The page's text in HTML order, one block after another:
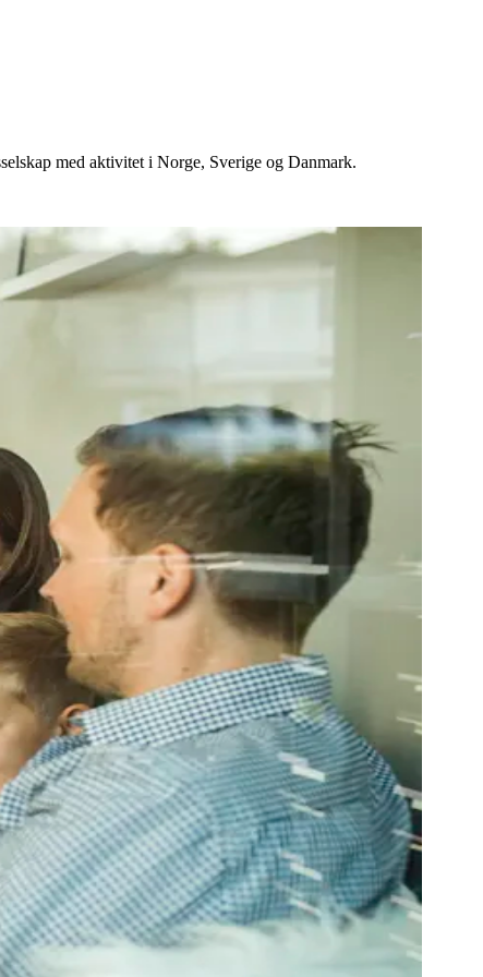
med aktivitet i Norge, Sverige og Danmark.